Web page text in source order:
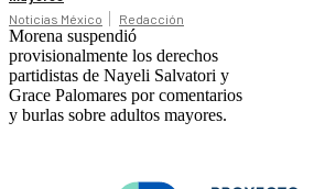
Noticias México Redacción
Morena suspendió
provisionalmente los derechos
partidistas de Nayeli Salvatori y
Grace Palomares por comentarios
y burlas sobre adultos mayores.